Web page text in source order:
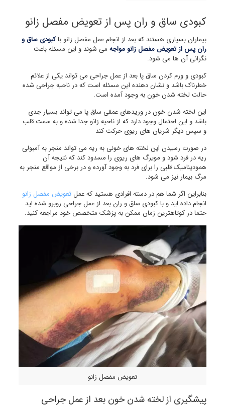
کبودی ساق و ران پس از تعویض مفصل زانو
بیماران بسیاری هستند که بعد از انجام عمل مفصل زانو باکبودی ساق و
ران پس از تعویض مفصل زانو مواجهمی شوند و این مسئله باعث
نگرانی آن ها می شود.
کبودی و ورم کردن ساق پا بعد از عمل جراحی می تواند یکی از علائم
خطرناک باشد و نشان دهنده این مسئله است که در ناحیه جراحی شده
حالت لخته شدن خون به وجود آمده است.
این لخته شدن خون در وریدهای عمقی ساق پا می تواند بسیار جدی
باشد و این احتمال وجود دارد که از ناحیه زانو جدا شده و به سمت قلب
و سپس دیگر شریان های ریوی حرکت کند
در صورت رسیدن این لخته های خونی به ریه می تواند منجر به آمبولی
ریه در فرد شود و مویرگ های ریوی را مسدود کند که نتیجه آن
همودینامیک قلبی را برای فرد به وجود آورده و در برخی از مواقع منجر به
مرگ بیمار نیز می شود.
بنابراین اگر شما هم در دسته افرادی هستید که عملتعویض مفصل زانو
انجام داده اید و با کبودی ساق و ران بعد از عمل جراحی روبرو شده اید
حتما در کوتاهترین زمان ممکن به پزشک متخصص خود مراجعه کنید.
تعویض مفصل زانو
پیشگیری از لخته شدن خون بعد از عمل جراحی